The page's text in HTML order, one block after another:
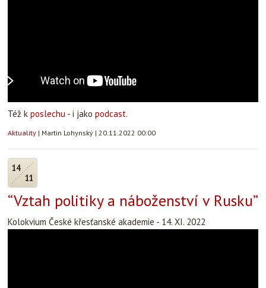
Též k poslechu - i jako podcast.
Aktuality | Martin Lohynský | 20.11.2022 00:00
14
11
“Vztah politiky a náboženství v Rusku”
Kolokvium České křesťanské akademie - 14. XI. 2022